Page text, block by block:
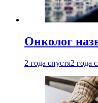
Онколог
2 года спустя2 года